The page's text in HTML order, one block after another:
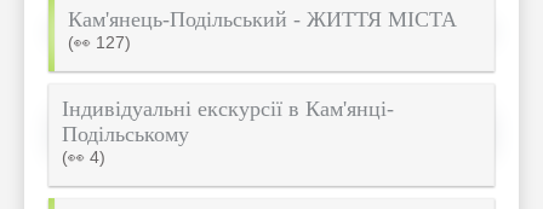
Кам'янець-Подільський - ЖИТТЯ МІСТА
(👀 127)
Індивідуальні екскурсії в Кам'янці-
Подільському
(👀 4)